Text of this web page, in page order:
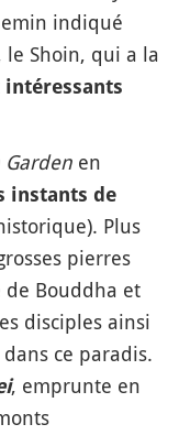
indiqué
Shoin, qui a la
intéressants
en
instants de
Plus
pierres
de Bouddha et
disciples ainsi
ce paradis.
, emprunte en